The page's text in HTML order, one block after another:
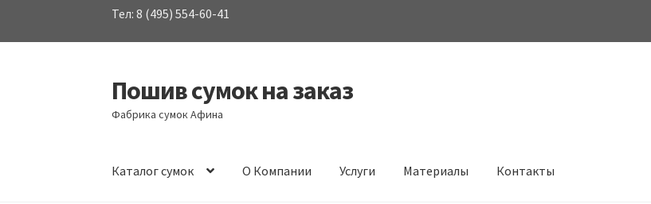
Тел: 8 (495) 554-60-41
Перейти
к
навигации
Перейти
к
содержимому
Пошив сумок на заказ
Фабрика сумок Афина
Каталог сумок О Компании Услуги Материалы Контакты